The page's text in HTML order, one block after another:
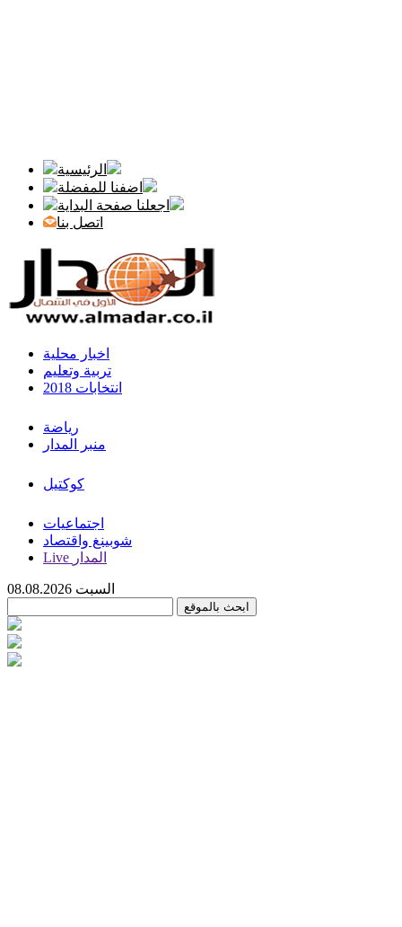
الرئيسية
اضفنا للمفضلة
اجعلنا صفحة البداية
اتصل بنا
اخبار محلية
تربية وتعليم
انتخابات 2018
رياضة
منبر المدار
كوكتيل
اجتماعيات
شوبينغ واقتصاد
Live المدار